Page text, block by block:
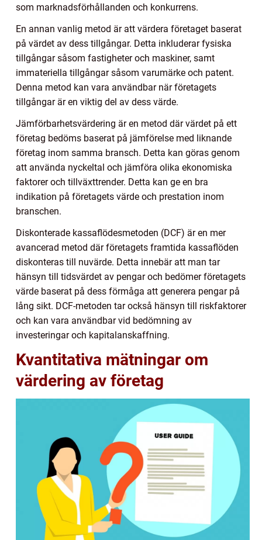
som marknadsförhållanden och konkurrens.
En annan vanlig metod är att värdera företaget baserat
på värdet av dess tillgångar. Detta inkluderar fysiska
tillgångar såsom fastigheter och maskiner, samt
immateriella tillgångar såsom varumärke och patent.
Denna metod kan vara användbar när företagets
tillgångar är en viktig del av dess värde.
Jämförbarhetsvärdering är en metod där värdet på ett
företag bedöms baserat på jämförelse med liknande
företag inom samma bransch. Detta kan göras genom
att använda nyckeltal och jämföra olika ekonomiska
faktorer och tillväxttrender. Detta kan ge en bra
indikation på företagets värde och prestation inom
branschen.
Diskonterade kassaflödesmetoden (DCF) är en mer
avancerad metod där företagets framtida kassaflöden
diskonteras till nuvärde. Detta innebär att man tar
hänsyn till tidsvärdet av pengar och bedömer företagets
värde baserat på dess förmåga att generera pengar på
lång sikt. DCF-metoden tar också hänsyn till riskfaktorer
och kan vara användbar vid bedömning av
investeringar och kapitalanskaffning.
Kvantitativa mätningar om
värdering av företag